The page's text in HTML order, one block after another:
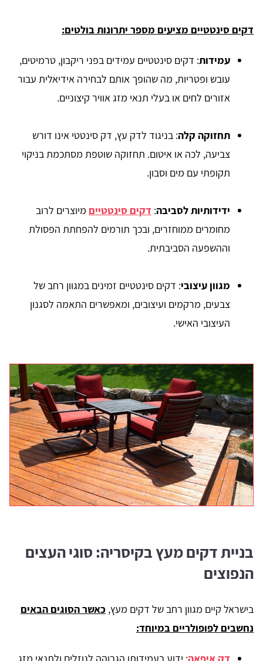
דקים סינטטיים מציעים מספר יתרונות בולטים:
עמידות: דקים סינטטיים עמידים בפני ריקבון, טרמיטים,
עובש ופטריות, מה שהופך אותם לבחירה אידיאלית עבור
אזורים לחים או בעלי תנאי מזג אוויר קיצוניים.
תחזוקה קלה: בניגוד לדק עץ, דק סינטטי אינו דורש
צביעה, לכה או איטום. תחזוקה שוטפת מסתכמת בניקוי
תקופתי עם מים וסבון.
ידידותיות לסביבה: דקים סינטטיים מיוצרים לרוב
מחומרים ממוחזרים, ובכך תורמים להפחתת הפסולת
וההשפעה הסביבתית.
מגוון עיצובי: דקים סינטטיים זמינים במגוון רחב של
צבעים, מרקמים ועיצובים, ומאפשרים התאמה לסגנון
העיצובי האישי.
בניית דקים מעץ בקיסריה: סוגי העצים
הנפוצים
בישראל קיים מגוון רחב של דקים מעץ, כאשר הסוגים הבאים
נחשבים לפופולריים במיוחד:
דק איפאה: ידוע בעמידותו הגבוהה לנוזלים ולתנאי מזג